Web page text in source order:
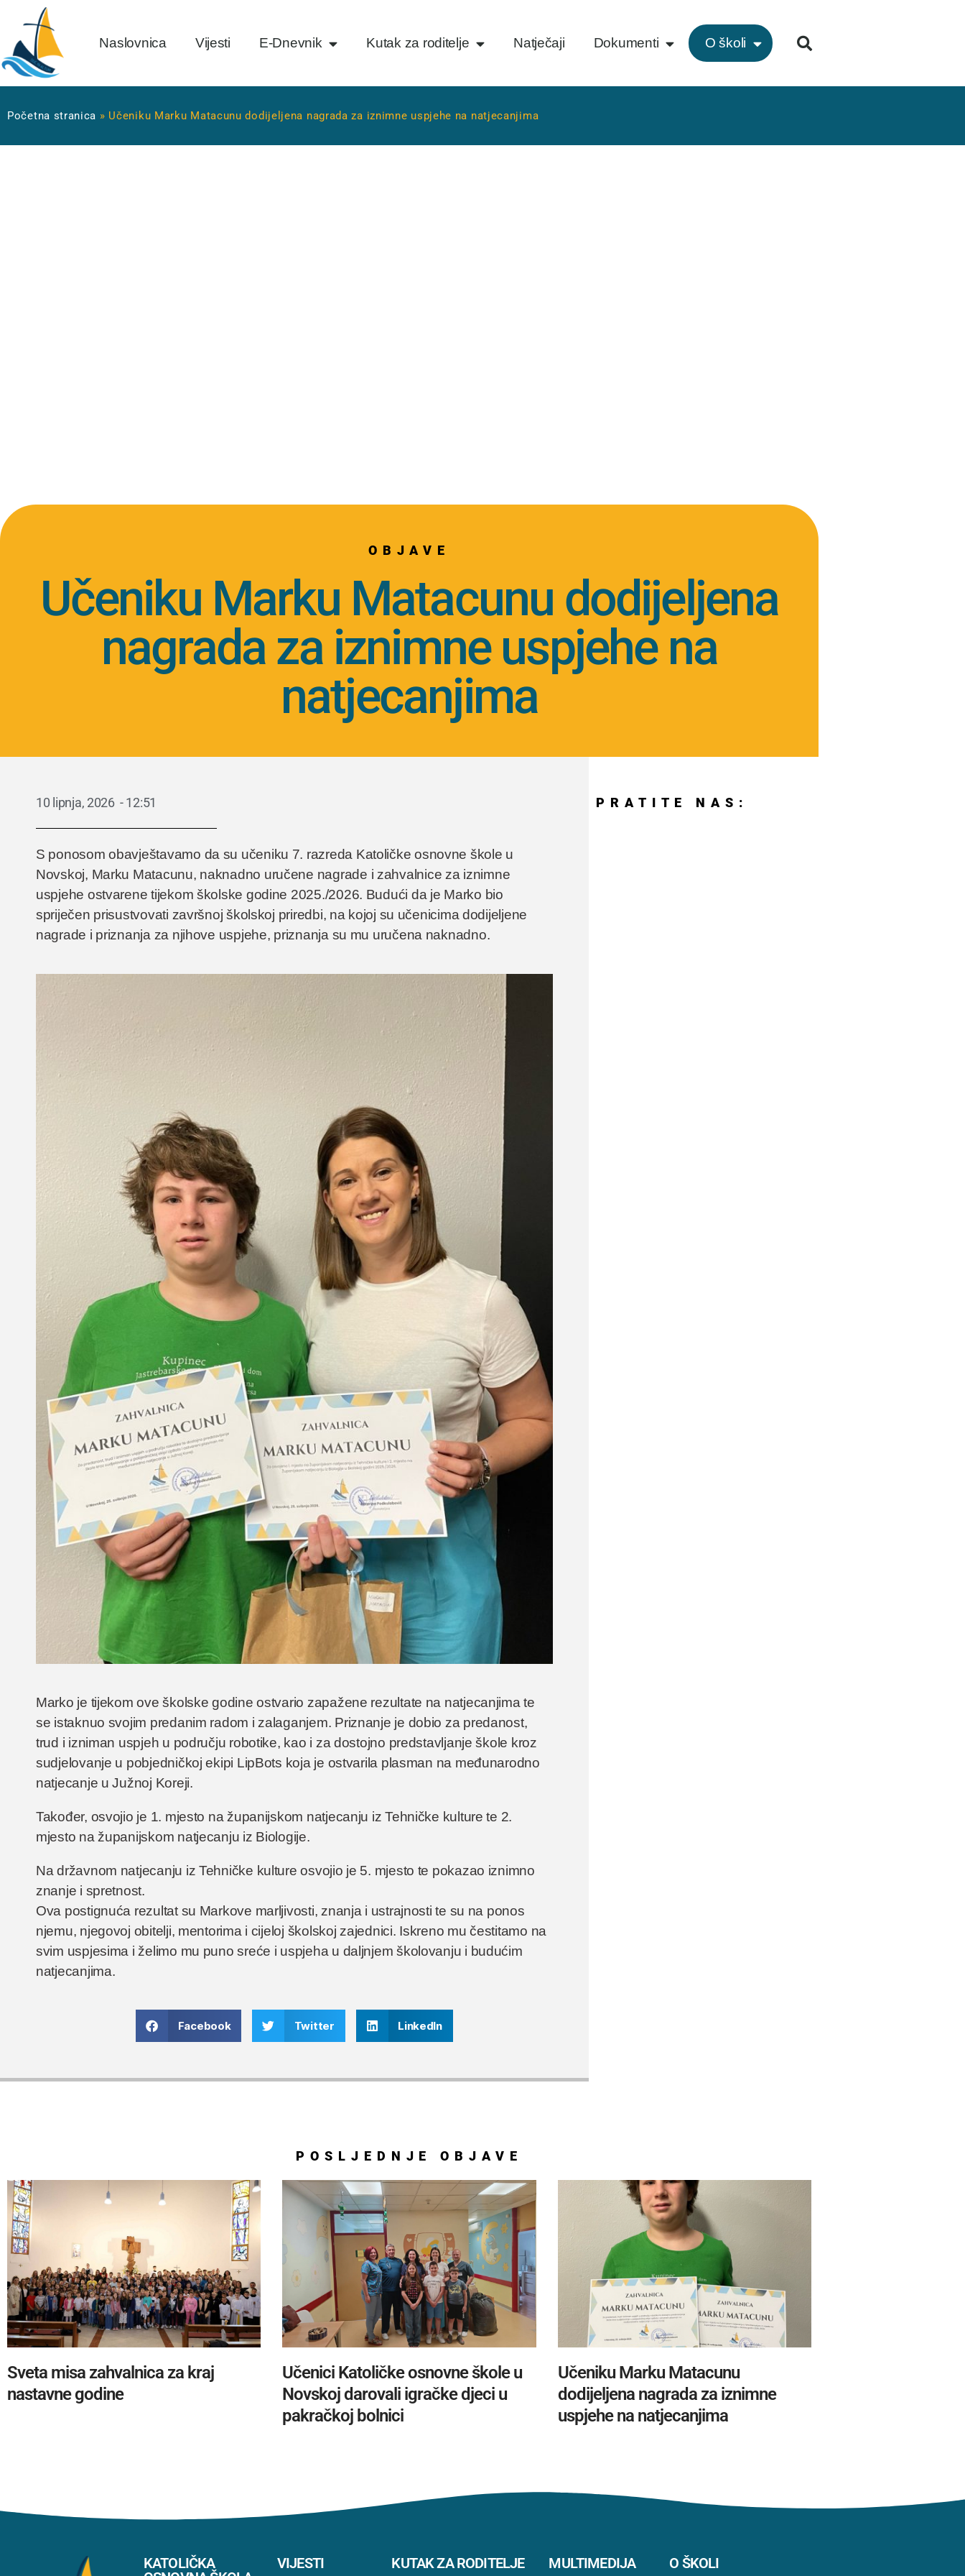
Naslovnica Vijesti E-Dnevnik Kutak za roditelje Natječaji Dokumenti O školi
Početna stranica » Učeniku Marku Matacunu dodijeljena nagrada za iznimne uspjehe na natjecanjima
OBJAVE
Učeniku Marku Matacunu dodijeljena
nagrada za iznimne uspjehe na
natjecanjima
10 lipnja, 2026 -12:51
S ponosom obavještavamo da su učeniku 7. razreda Katoličke osnovne škole u
Novskoj, Marku Matacunu, naknadno uručene nagrade i zahvalnice za iznimne
uspjehe ostvarene tijekom školske godine 2025./2026. Budući da je Marko bio
spriječen prisustvovati završnoj školskoj priredbi, na kojoj su učenicima dodijeljene
nagrade i priznanja za njihove uspjehe, priznanja su mu uručena naknadno.
Marko je tijekom ove školske godine ostvario zapažene rezultate na natjecanjima te
se istaknuo svojim predanim radom i zalaganjem. Priznanje je dobio za predanost,
trud i izniman uspjeh u području robotike, kao i za dostojno predstavljanje škole kroz
sudjelovanje u pobjedničkoj ekipi LipBots koja je ostvarila plasman na međunarodno
natjecanje u Južnoj Koreji.
Također, osvojio je 1. mjesto na županijskom natjecanju iz Tehničke kulture te 2.
mjesto na županijskom natjecanju iz Biologije.
Na državnom natjecanju iz Tehničke kulture osvojio je 5. mjesto te pokazao iznimno
znanje i spretnost.
Ova postignuća rezultat su Markove marljivosti, znanja i ustrajnosti te su na ponos
njemu, njegovoj obitelji, mentorima i cijeloj školskoj zajednici. Iskreno mu čestitamo na
svim uspjesima i želimo mu puno sreće i uspjeha u daljnjem školovanju i budućim
natjecanjima.
Facebook Twitter LinkedIn
PRATITE NAS:
POSLJEDNJE OBJAVE
Sveta misa zahvalnica za kraj
nastavne godine
Učenici Katoličke osnovne škole u
Novskoj darovali igračke djeci u
pakračkoj bolnici
Učeniku Marku Matacunu
dodijeljena nagrada za iznimne
uspjehe na natjecanjima
KATOLIČKA
VIJESTI KUTAK ZA RODITELJE MULTIMEDIJA O ŠKOLI